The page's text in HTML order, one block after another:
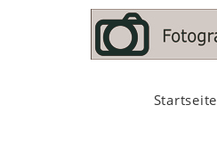
Startseite